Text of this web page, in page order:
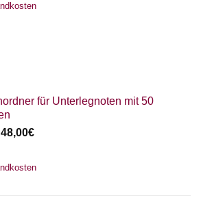
für Unterlegnoten mit 50
48,00€